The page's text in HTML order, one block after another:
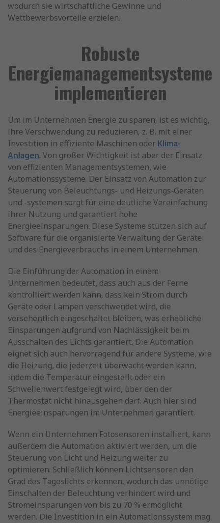
wodurch sie wirtschaftliche Gewinne und
Wettbewerbsvorteile erzielen.
Robuste
Energiemanagementsysteme
implementieren
Um im Unternehmen Energie zu sparen, ist es wichtig,
ihre Verschwendung zu reduzieren, z. B. mit einer
Investition in effiziente Maschinen oder Klima-
Anlagen. Von großer Wichtigkeit ist aber der Einsatz
von effizienten Managementsystemen, wie
Automationssysteme. Der Einsatz von Automation zur
Steuerung von Beleuchtungs- und Heizungs-Geräten
und -systemen sorgt für eine deutliche Vereinfachung
ihrer Nutzung und garantiert hohe
Energieeinsparungen. Diese Systeme stützen sich auf
Software für die organisierte Verwaltung der Geräte
und des Energieverbrauchs in einem Unternehmen.
Die Einführung der Automation in einem
Unternehmen bedeutet, dass auch aus der Ferne
kontrolliert werden kann, dass kein Strom durch
Geräte oder Lampen verschwendet wird, die
versehentlich eingeschaltet bleiben, was erhebliche
Einsparungen aufgrund von Nachlässigkeit beim
Ausschalten des Lichts garantiert. Die Automation
eignet sich auch hervorragend für andere Systeme, wie
die Heizung, die jederzeit überwacht werden kann,
indem die Temperatur eingestellt oder ein
Schwellenwert festgelegt wird, über den der
Thermostat nicht hinausgehen darf. Auch hier sind
Energieeinsparungen im Unternehmen garantiert.
Wenn ein Unternehmen Fotosensoren installiert, kann
außerdem die Automation aktiviert werden, um die
Steuerung von Licht und Heizung weiter zu
optimieren. Schließlich können Lichtsensoren den
Grad des Tageslichts erkennen, wodurch das unnötige
Einschalten der Beleuchtung verhindert wird und
Stromeinsparungen von bis zu 70 % ermöglicht
werden. Die Investition in ein Automationssystem mag